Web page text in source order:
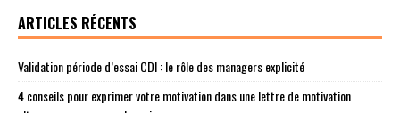
ARTICLES RÉCENTS
Validation période d’essai CDI : le rôle des managers explicité
4 conseils pour exprimer votre motivation dans une lettre de motivation